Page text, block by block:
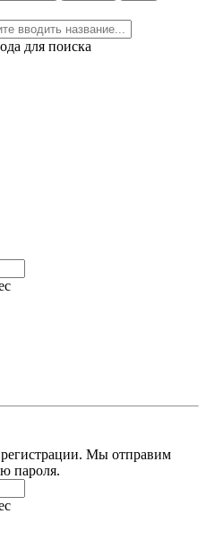
для поиска
Мы отправим
пароля.